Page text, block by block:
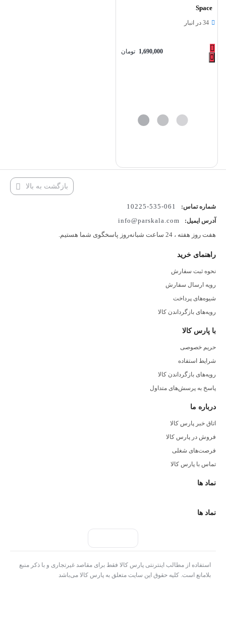
Space
34 در انبار
1,690,000 تومان
بازگشت به بالا
شماره تماس: 061-535-10225
آدرس ایمیل:
info@parskala.com
هفت روز هفته ، 24 ساعت شبانه‌روز پاسخگوی شما هستیم.
راهنمای خرید
نحوه ثبت سفارش
رویه ارسال سفارش
شیوه‌های پرداخت
رویه‌های بازگرداندن کالا
با پارس کالا
حریم خصوصی
شرایط استفاده
رویه‌های بازگرداندن کالا
پاسخ به پرسش‌های متداول
درباره ما
اتاق خبر پارس کالا
فروش در پارس کالا
فرصت‌های شغلی
تماس با پارس کالا
نماد ها
نماد ها
استفاده از مطالب اینترنتی پارس کالا فقط برای مقاصد غیرتجاری و با ذکر منبع
بلامانع است. کلیه حقوق این سایت متعلق به پارس کالا می‌باشد